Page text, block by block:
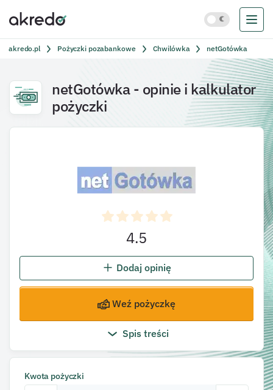
akredo.pl Pożyczki pozabankowe Chwilówka netGotówka
netGotówka- opinie i kalkulator
pożyczki
4.5
Dodaj opinię
Weź pożyczkę
Spis treści
Kwota pożyczki